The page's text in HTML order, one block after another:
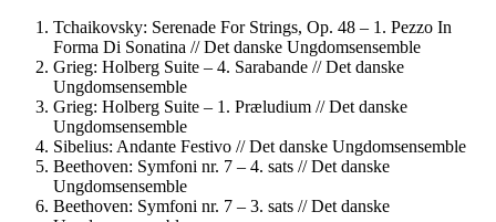
Tchaikovsky: Serenade For Strings, Op. 48 – 1. Pezzo In
Forma Di Sonatina //Det danske Ungdomsensemble
Grieg: Holberg Suite – 4. Sarabande //Det danske
Ungdomsensemble
Grieg: Holberg Suite – 1. Præludium //Det danske
Ungdomsensemble
Sibelius: Andante Festivo //Det danske Ungdomsensemble
Beethoven: Symfoni nr. 7 – 4. sats //Det danske
Ungdomsensemble
Beethoven: Symfoni nr. 7 – 3. sats //Det danske